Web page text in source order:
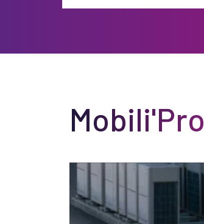
Mobili'Pro